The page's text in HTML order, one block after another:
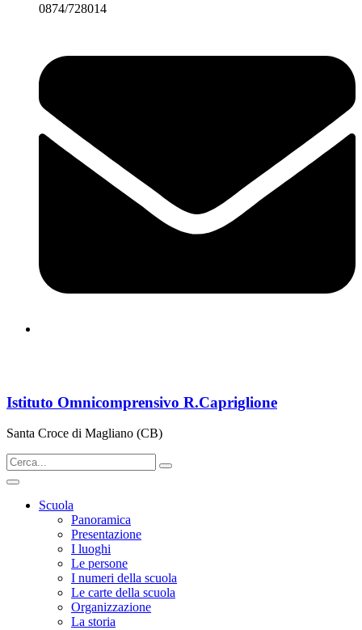
0874/728014
Istituto Omnicomprensivo R.Capriglione
Santa Croce di Magliano (CB)
Scuola
Panoramica
Presentazione
I luoghi
Le persone
I numeri della scuola
Le carte della scuola
Organizzazione
La storia